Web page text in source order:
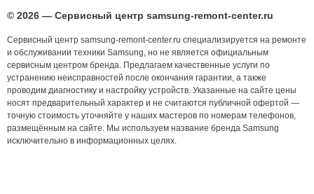
© 2026 — Сервисный центр samsung-remont-center.ru
Сервисный центр samsung-remont-center.ru специализируется на ремонте
и обслуживании техники Samsung, но не является официальным
сервисным центром бренда. Предлагаем качественные услуги по
устранению неисправностей после окончания гарантии, а также
проводим диагностику и настройку устройств. Указанные на сайте цены
носят предварительный характер и не считаются публичной офертой —
точную стоимость уточняйте у наших мастеров по номерам телефонов,
размещённым на сайте. Мы используем название бренда Samsung
исключительно в информационных целях.